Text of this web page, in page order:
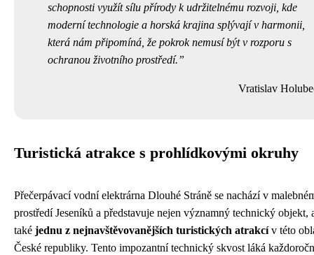
schopnosti využít sílu přírody k udržitelnému rozvoji, kde
moderní technologie a horská krajina splývají v harmonii,
která nám připomíná, že pokrok nemusí být v rozporu s
ochranou životního prostředí.
Vratislav
Turistická atrakce s prohlídkovými okruhy
Přečerpávací vodní elektrárna Dlouhé Stráně se nachází v
prostředí Jeseníků a představuje nejen významný technický objekt,
také jednu z nejnavštěvovanějších turistických atrakcív této
České republiky. Tento impozantní technický skvost láká